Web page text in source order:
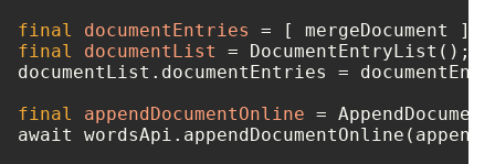
final
documentEntries =
final
documentList = DocumentEntryList();
documentList.documentEntries =
final
appendDocumentOnline =